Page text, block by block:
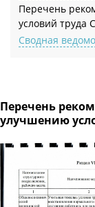
Перечень
условий труда
Сводная
Перечень
улучшению